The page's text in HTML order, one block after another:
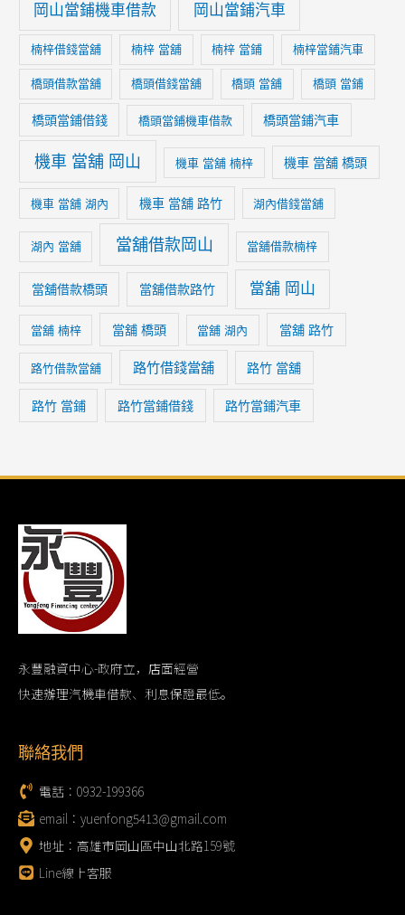
岡山當鋪機車借款 岡山當鋪汽車
楠梓借錢當舖 楠梓 當舖 楠梓 當鋪 楠梓當鋪汽車
橋頭借款當舖 橋頭借錢當舖 橋頭 當舖 橋頭 當鋪
橋頭當鋪借錢 橋頭當鋪機車借款 橋頭當鋪汽車
機車 當舖 岡山 機車 當舖 楠梓 機車 當舖 橋頭
機車 當舖 湖內 機車 當舖 路竹 湖內借錢當舖
湖內 當舖 當舖借款岡山 當舖借款楠梓
當舖借款橋頭 當舖借款路竹 當舖 岡山
當舖 楠梓 當舖 橋頭 當舖 湖內 當舖 路竹
路竹借款當舖 路竹借錢當舖 路竹 當舖
路竹 當鋪 路竹當鋪借錢 路竹當鋪汽車
永豐融資中心-政府立，店面經營
快速辦理汽機車借款、利息保證最低。
聯絡我們
電話：0932-199366
email：yuenfong5413@gmail.com
地址：高雄市岡山區中山北路159號
Line線上客服